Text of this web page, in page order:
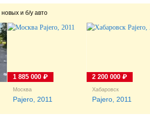
и б/у авто
Москва
Pajero, 2011
1 885 000 ₽
Хабаровск
Pajero, 2011
2 200 000 ₽